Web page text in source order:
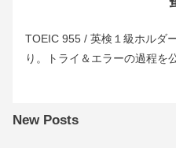
TOEIC 955 / 英検１級ホルダ
り。トライ＆エラーの過程を
New Posts